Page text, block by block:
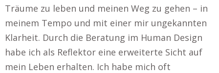
Träume zu leben und meinen Weg zu gehen – in
meinem Tempo und mit einer mir ungekannten
Klarheit. Durch die Beratung im Human Design
habe ich als Reflektor eine erweiterte Sicht auf
mein Leben erhalten. Ich habe mich oft